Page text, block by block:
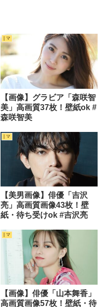
| マ
【画像】グラビア「森咲智
美」高画質37枚！壁紙ok #
森咲智美
| マ
【美男画像】俳優「吉沢
亮」高画質画像43枚！壁
紙・待ち受けok #吉沢亮
| マ
【画像】俳優「山本舞香」
高画質画像57枚！壁紙・待